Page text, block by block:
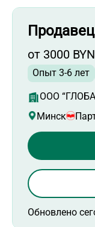
от 3000 BYN
Опыт 3-6 лет
ООО
Минск
Обновлено